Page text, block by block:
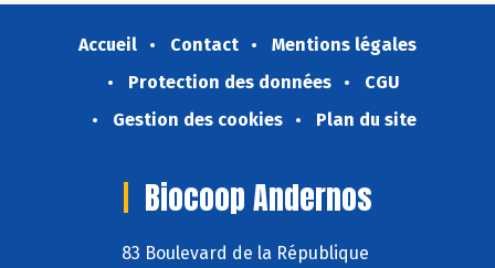
Accueil Contact
Mentions légales
Protection des données
CGU
Gestion des cookies
Plan du site
Biocoop Andernos
83 Boulevard de la République